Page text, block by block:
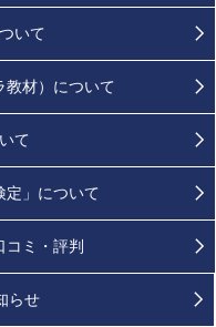
いて
教材）について
て
」 について
コミ・評判
らせ